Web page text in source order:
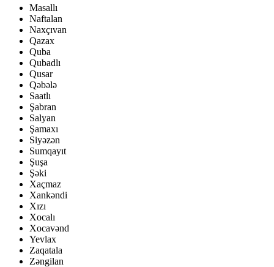
Masallı
Naftalan
Naxçıvan
Qazax
Quba
Qubadlı
Qusar
Qəbələ
Saatlı
Şabran
Salyan
Şamaxı
Siyəzən
Sumqayıt
Şuşa
Şəki
Xaçmaz
Xankəndi
Xızı
Xocalı
Xocavənd
Yevlax
Zaqatala
Zəngilan